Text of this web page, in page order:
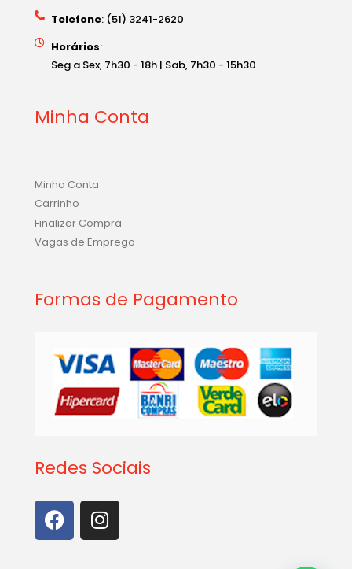
Telefone: (51) 3241-2620
Horários:
Seg a Sex, 7h30 - 18h | Sab, 7h30 - 15h30
Minha Conta
Minha Conta
Carrinho
Finalizar Compra
Vagas de Emprego
Formas de Pagamento
Redes Sociais